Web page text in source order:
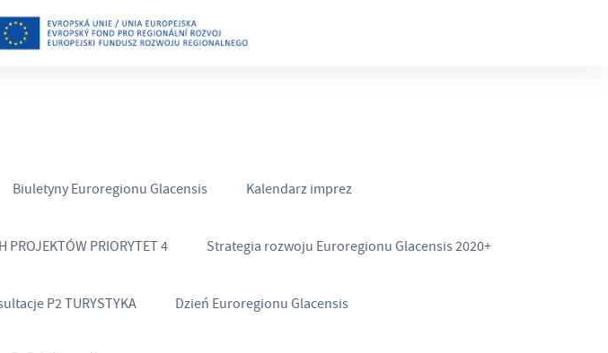
Biuletyny Euroregionu Glacensis Kalendarz imprez
PROJEKTÓW PRIORYTET 4 Strategia rozwoju Euroregionu Glacensis 2020+
P2 TURYSTYKA Dzień Euroregionu Glacensis